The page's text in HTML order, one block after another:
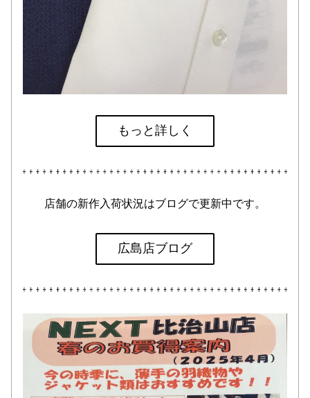
もっと詳しく
店舗の新作入荷状況はブログで更新中です。
広島店ブログ